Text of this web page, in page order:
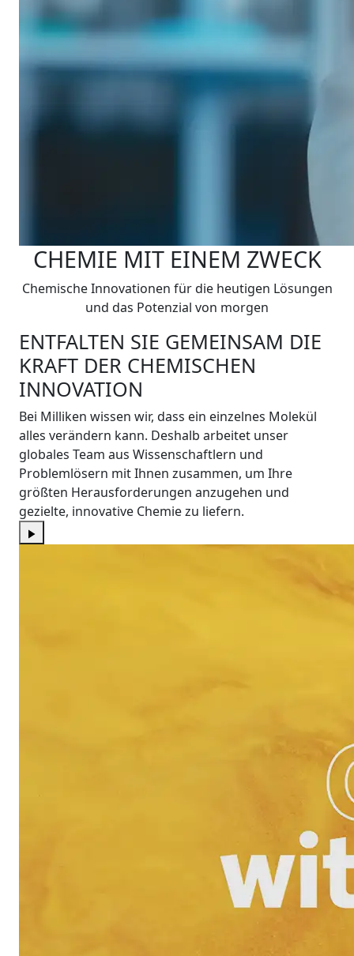
CHEMIE MIT EINEM ZWECK
Chemische Innovationen für die heutigen Lösungen
und das Potenzial von morgen
ENTFALTEN SIE GEMEINSAM DIE
KRAFT DER CHEMISCHEN
INNOVATION
Bei Milliken wissen wir, dass ein einzelnes Molekül
alles verändern kann. Deshalb arbeitet unser
globales Team aus Wissenschaftlern und
Problemlösern mit Ihnen zusammen, um Ihre
größten Herausforderungen anzugehen und
gezielte, innovative Chemie zu liefern.